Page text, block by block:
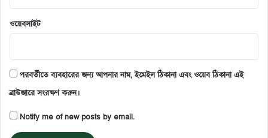
ওয়েবসাইট
পরবর্তীতে ব্যবহারের জন্য আপনার নাম, ইমেইল ঠিকানা এবং ওয়েব ঠিকানা এই
ব্রাউজারে সংরক্ষণ করুন।
Notify me of new posts by email.